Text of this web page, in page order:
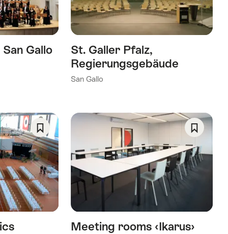
Gallo
Wishlist
St. Galler Pfalz,
Regierungsgebäude
San Gallo
Wishlist
Salva
come
preferito:
Wishlist
Meeting rooms ‹Ikarus›
Salva
come